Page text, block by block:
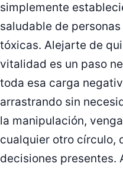
simplemente
saludable de
tóxicas. Alejarte de
vitalidad es un paso
toda esa carga
arrastrando sin
la manipulación,
cualquier otro círculo,
decisiones presentes.